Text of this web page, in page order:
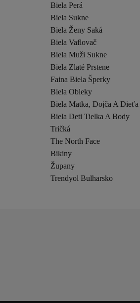
Biela Perá
Biela Sukne
Biela Ženy Saká
Biela Vaflovač
Biela Muži Sukne
Biela Zlaté Prstene
Faina Biela Šperky
Biela Obleky
Biela Matka, Dojča A Dieťa
Biela Deti Tielka A Body
Tričká
The North Face
Bikiny
Župany
Trendyol Bulharsko